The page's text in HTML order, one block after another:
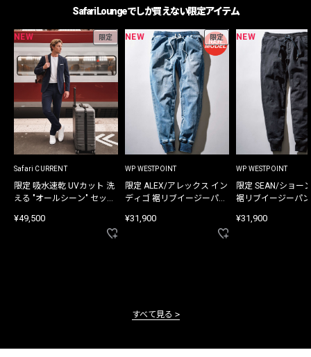
Safari Loungeでしか買えない限定アイテム
NEW 限定
Safari CURRENT
限定 吸水速乾 UVカット 洗
える "オールシーン" セット
¥49,500
NEW 限定
WP WESTPOINT
限定 ALEX/アレックス イン
ディゴ 裾リブイージーパン
¥31,900
NEW
WP WESTPOINT
限定 SEAN/ショー
裾リブイージーパ
¥31,900
すべて見る